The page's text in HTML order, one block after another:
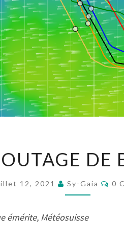
ROUTAGE
DE
12, 2021 Sy-Gaia 0
émérite, Météosuisse